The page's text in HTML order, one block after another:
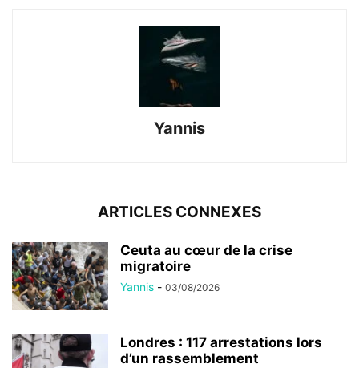
Yannis
ARTICLES CONNEXES
Ceuta au cœur de la crise
migratoire
Yannis - 03/08/2026
Londres : 117 arrestations lors
d’un rassemblement